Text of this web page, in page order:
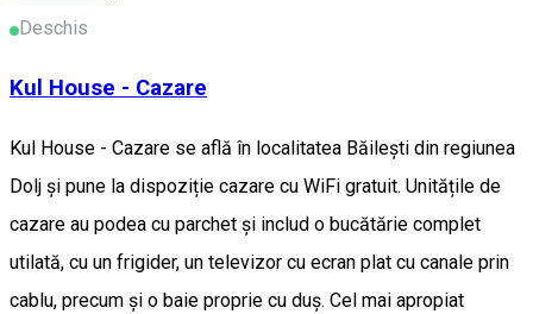
Deschis
Kul House - Cazare
Kul House - Cazare se află în localitatea Băileşti din regiunea
Dolj și pune la dispoziție cazare cu WiFi gratuit. Unitățile de
cazare au podea cu parchet și includ o bucătărie complet
utilată, cu un frigider, un televizor cu ecran plat cu canale prin
cablu, precum și o baie proprie cu duș. Cel mai apropiat